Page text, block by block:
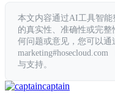
本文内容通过AI工具智
的真实性、准确性或完
何问题或意见，您可以通
与支持。
captain